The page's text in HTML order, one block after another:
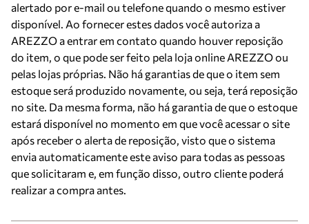
alertado por e-mail ou telefone quando o mesmo estiver
disponível. Ao fornecer estes dados você autoriza a
AREZZO a entrar em contato quando houver reposição
do item, o que pode ser feito pela loja online AREZZO ou
pelas lojas próprias. Não há garantias de que o item sem
estoque será produzido novamente, ou seja, terá reposição
no site. Da mesma forma, não há garantia de que o estoque
estará disponível no momento em que você acessar o site
após receber o alerta de reposição, visto que o sistema
envia automaticamente este aviso para todas as pessoas
que solicitaram e, em função disso, outro cliente poderá
realizar a compra antes.